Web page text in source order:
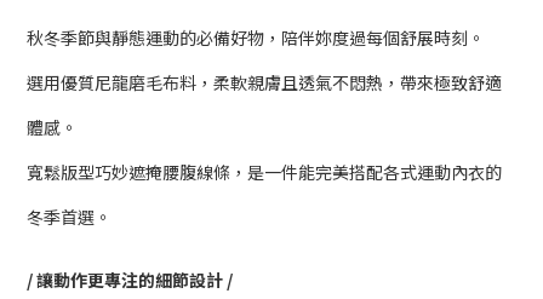
秋冬季節與靜態運動的必備好物，陪伴妳度過每個舒展時刻。
選用優質尼龍磨毛布料，柔軟親膚且透氣不悶熱，帶來極致舒適
體感。
寬鬆版型巧妙遮掩腰腹線條，是一件能完美搭配各式運動內衣的
冬季首選。
/ 讓動作更專注的細節設計 /